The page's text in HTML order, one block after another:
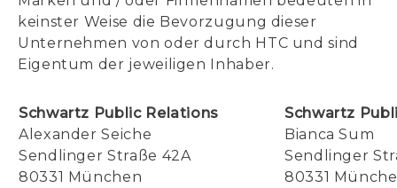
keinster Weise die Bevorzugung dieser
Unternehmen von oder durch HTC und sind
Eigentum der jeweiligen Inhaber.
Schwartz Public Relations
Alexander Seiche
Sendlinger Straße 42A
80331 München
Schwartz
Bianca Sum
Sendlinger
80331